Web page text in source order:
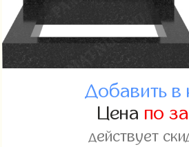
Добавить в
Цена по
действует